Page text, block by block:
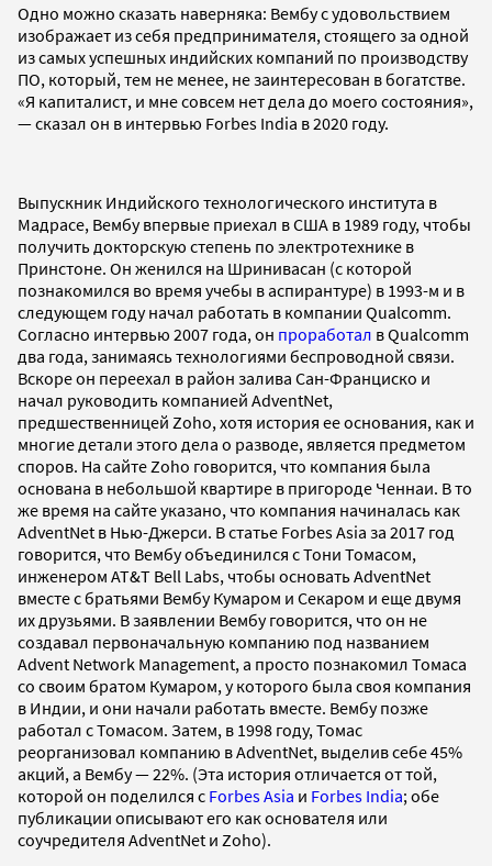
Одно можно сказать наверняка: Вембу с удовольствием
изображает из себя предпринимателя, стоящего за одной
из самых успешных индийских компаний по производству
ПО, который, тем не менее, не заинтересован в богатстве.
«Я капиталист, и мне совсем нет дела до моего состояния»,
— сказал он в интервью Forbes India в 2020 году.
Выпускник Индийского технологического института в
Мадрасе, Вембу впервые приехал в США в 1989 году, чтобы
получить докторскую степень по электротехнике в
Принстоне. Он женился на Шринивасан (с которой
познакомился во время учебы в аспирантуре) в 1993-м и в
следующем году начал работать в компании Qualcomm.
Согласно интервью 2007 года, он проработал в Qualcomm
два года, занимаясь технологиями беспроводной связи.
Вскоре он переехал в район залива Сан-Франциско и
начал руководить компанией AdventNet,
предшественницей Zoho, хотя история ее основания, как и
многие детали этого дела о разводе, является предметом
споров. На сайте Zoho говорится, что компания была
основана в небольшой квартире в пригороде Ченнаи. В то
же время на сайте указано, что компания начиналась как
AdventNet в Нью-Джерси. В статье Forbes Asia за 2017 год
говорится, что Вембу объединился с Тони Томасом,
инженером AT&T Bell Labs, чтобы основать AdventNet
вместе с братьями Вембу Кумаром и Секаром и еще двумя
их друзьями. В заявлении Вембу говорится, что он не
создавал первоначальную компанию под названием
Advent Network Management, а просто познакомил Томаса
со своим братом Кумаром, у которого была своя компания
в Индии, и они начали работать вместе. Вембу позже
работал с Томасом. Затем, в 1998 году, Томас
реорганизовал компанию в AdventNet, выделив себе 45%
акций, а Вембу — 22%. (Эта история отличается от той,
которой он поделился с Forbes Asia и Forbes India; обе
публикации описывают его как основателя или
соучредителя AdventNet и Zoho).